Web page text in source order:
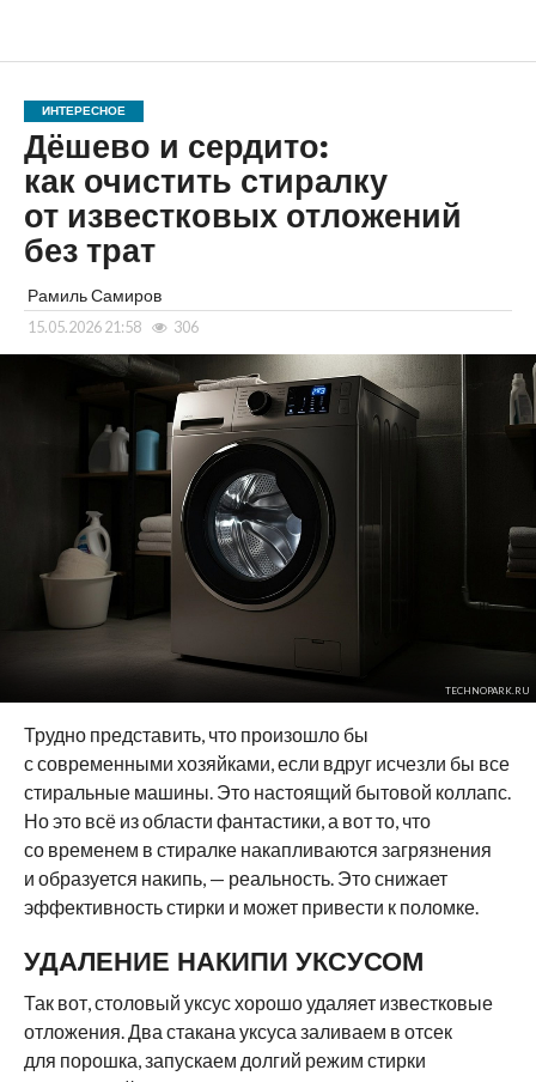
ИНТЕРЕСНОЕ
Дёшево и сердито:
как очистить стиралку
от известковых отложений
без трат
Рамиль Самиров
15.05.2026 21:58 306
TECHNOPARK.RU
Трудно представить, что произошло бы
с современными хозяйками, если вдруг исчезли бы все
стиральные машины. Это настоящий бытовой коллапс.
Но это всё из области фантастики, а вот то, что
со временем в стиралке накапливаются загрязнения
и образуется накипь, — реальность. Это снижает
эффективность стирки и может привести к поломке.
УДАЛЕНИЕ НАКИПИ УКСУСОМ
Так вот, столовый уксус хорошо удаляет известковые
отложения. Два стакана уксуса заливаем в отсек
для порошка, запускаем долгий режим стирки